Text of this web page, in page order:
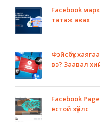
Facebook
татаж авах
Фэйсбүүк
вэ? Заавал
Facebook
ёстой зүйлс